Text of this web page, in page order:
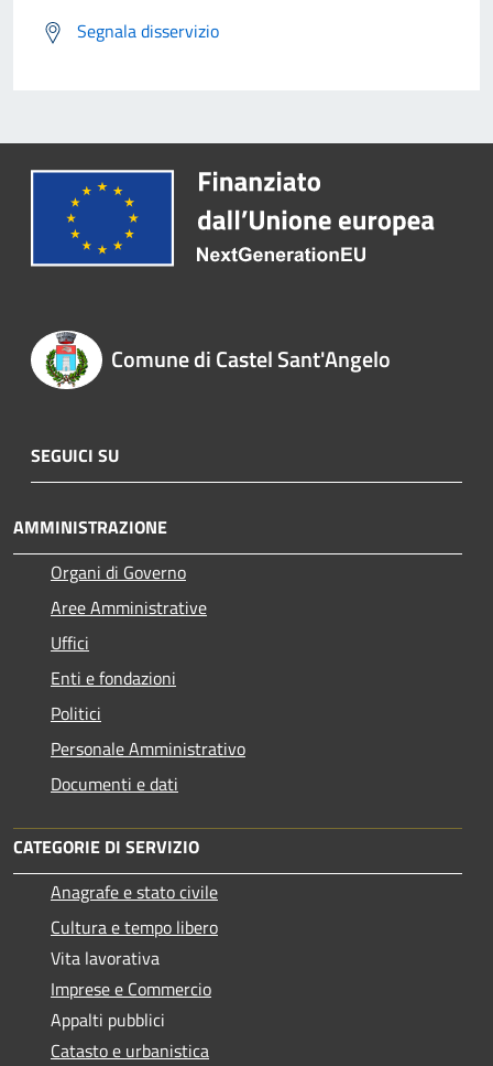
Segnala disservizio
Comune di Castel Sant'Angelo
SEGUICI SU
AMMINISTRAZIONE
Organi di Governo
Aree Amministrative
Uffici
Enti e fondazioni
Politici
Personale Amministrativo
Documenti e dati
CATEGORIE DI SERVIZIO
Anagrafe e stato civile
Cultura e tempo libero
Vita lavorativa
Imprese e Commercio
Appalti pubblici
Catasto e urbanistica